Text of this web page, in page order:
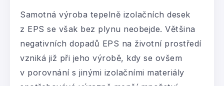
Samotná výroba tepelně izolačních desek
z EPS se však bez plynu neobejde. Většina
negativních dopadů EPS na životní prostředí
vzniká již při jeho výrobě, kdy se ovšem
v porovnání s jinými izolačními materiály